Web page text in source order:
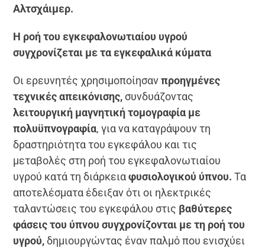
Αλτσχάιμερ.
Η ροή του εγκεφαλονωτιαίου υγρού
συγχρονίζεται με τα εγκεφαλικά κύματα
Οι ερευνητές χρησιμοποίησανπροηγμένες
τεχνικές απεικόνισης, συνδυάζοντας
λειτουργική μαγνητική τομογραφία με
πολυϋπνογραφία, για να καταγράψουν τη
δραστηριότητα του εγκεφάλου και τις
μεταβολές στη ροή του εγκεφαλονωτιαίου
υγρού κατά τη διάρκειαφυσιολογικού ύπνου. Τα
αποτελέσματα έδειξαν ότι οι ηλεκτρικές
ταλαντώσεις του εγκεφάλου στις βαθύτερες
φάσεις του ύπνου συγχρονίζονται με τη ροή του
υγρού, δημιουργώντας έναν παλμό που ενισχύει